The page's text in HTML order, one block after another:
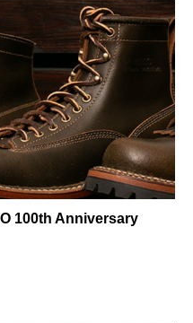
100th Anniversary